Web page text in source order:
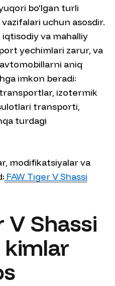
bo‘lgan turli
uchun asosdir.
va mahalliy
yechimlari zarur, va
aniq
imkon beradi:
izotermik
transporti,
turdagi
modifikatsiyalar va
FAW Tiger V Shassi
V Shassi
kimlar